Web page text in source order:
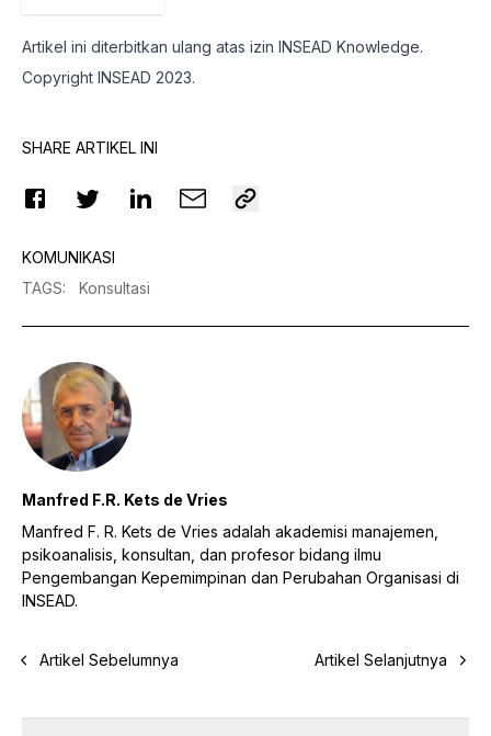
Artikel ini diterbitkan ulang atas izin INSEAD Knowledge.
Copyright INSEAD 2023.
SHARE ARTIKEL INI
KOMUNIKASI
TAGS: Konsultasi
Manfred F.R. Kets de Vries
Manfred F. R. Kets de Vries adalah akademisi manajemen,
psikoanalisis, konsultan, dan profesor bidang ilmu
Pengembangan Kepemimpinan dan Perubahan Organisasi di
INSEAD.
Artikel Sebelumnya Artikel Selanjutnya